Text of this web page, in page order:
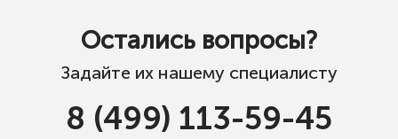
Остались вопросы?
Задайте их нашему специалисту
8 (499) 113-59-45